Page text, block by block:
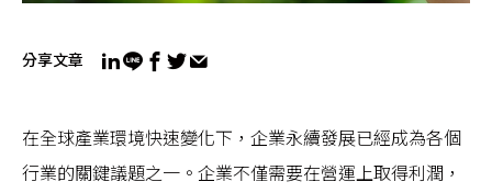
分享文章
在全球產業環境快速變化下，企業永續發展已經成為各個
行業的關鍵議題之一。企業不僅需要在營運上取得利潤，